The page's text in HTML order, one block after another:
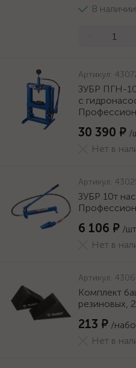
В
Артикул:
ЗУБР ПГН-10
с
30 390 ₽ /
Нет в
Артикул:
ЗУБР 10т
6 106 ₽ /шт
Нет в
Артикул:
Комплект
резиновых,
213 ₽ /
Нет в